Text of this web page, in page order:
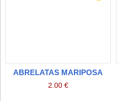
ABRELATAS MARIPOSA
2.00 €